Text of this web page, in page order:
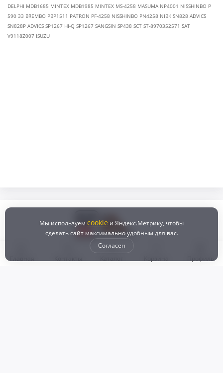
DELPHI MDB1685 MINTEX MDB1985 MINTEX MS-4258 MASUMA NP4001 NISSHINBO P
590 33 BREMBO PBP1511 PATRON PF-4258 NISSHINBO PN4258 NIBK SN828 ADVICS
SN828P ADVICS SP1267 HI-Q SP1267 SANGSIN SP438 SCT ST-8970352571 SAT
V9118Z007 ISUZU
Мы используем cookie и Яндекс.Метрику, чтобы
сделать сайт максимально удобным для вас.
Согласен